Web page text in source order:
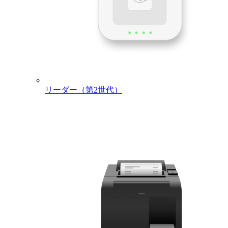
リーダー（第2世代）